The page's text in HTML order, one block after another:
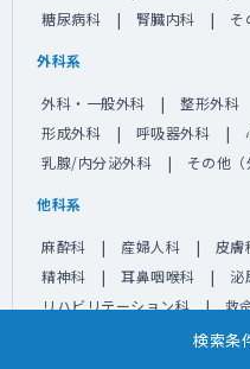
検索条
糖尿病科
腎臓内科 そ
外科系
外科・一般外科 整形外科
形成外科
呼吸器外科
乳腺/内分泌外科
その他（
他科系
麻酔科 産婦人科 皮膚
精神科
耳鼻咽喉科 泌
リハビリテーション科
救
その他（他科